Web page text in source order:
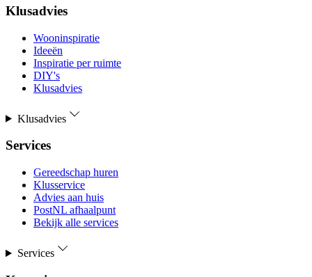
Klusadvies
Wooninspiratie
Ideeën
Inspiratie per ruimte
DIY's
Klusadvies
Klusadvies
Services
Gereedschap huren
Klusservice
Advies aan huis
PostNL afhaalpunt
Bekijk alle services
Services